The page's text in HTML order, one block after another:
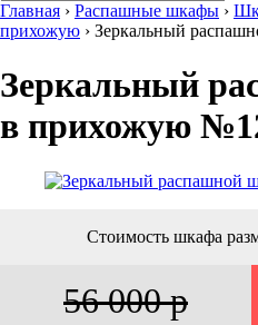
Главная › Распашные шкафы ›
прихожую › Зеркальный
Зеркальный
в прихожую
Стоимость шкафа
56 000 р